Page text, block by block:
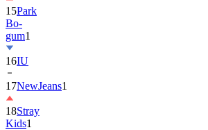
15Park
Bo-
gum1
16IU
17NewJeans1
18Stray
Kids1